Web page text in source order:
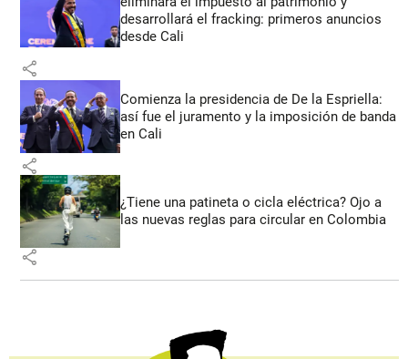
desarrollará el fracking: primeros anuncios
desde Cali
share
Comienza la presidencia de De la Espriella:
así fue el juramento y la imposición de banda
en Cali
share
¿Tiene una patineta o cicla eléctrica? Ojo a
las nuevas reglas para circular en Colombia
share